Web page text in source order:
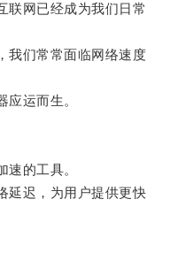
网已经成为我们日常
们常常面临网络速度
运而生。
的工具。
迟，为用户提供更快